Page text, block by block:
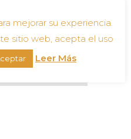
mejorar su experiencia.
sitio web, acepta el uso
Leer Más